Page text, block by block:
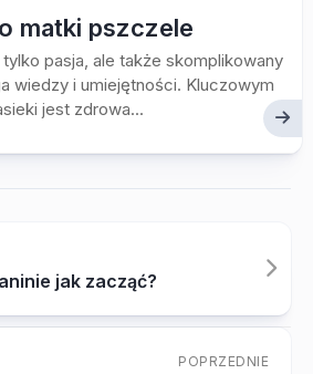
matki pszczele
pasja, ale także skomplikowany
wiedzy i umiejętności. Kluczowym
jest zdrowa...
jak zacząć?
POPRZEDNIE